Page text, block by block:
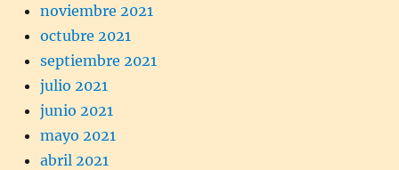
noviembre 2021
octubre 2021
septiembre 2021
julio 2021
junio 2021
mayo 2021
abril 2021